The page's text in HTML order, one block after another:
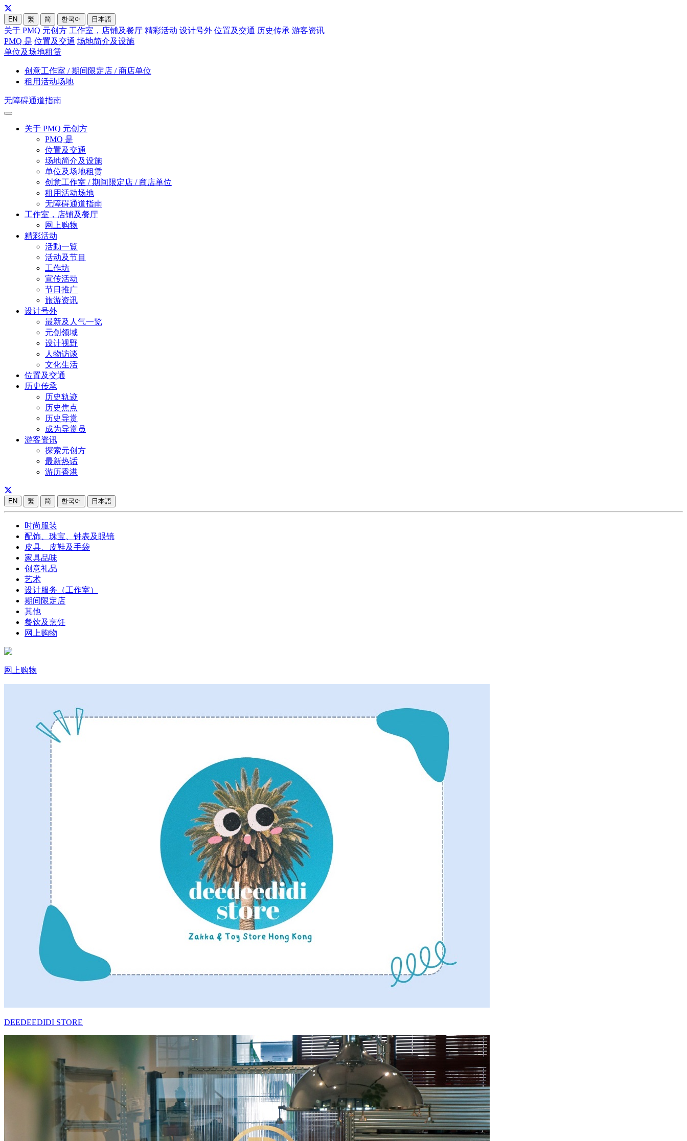
EN 繁 简 한국어 日本語
关于 PMQ 元创方 工作室，店铺及餐厅 精彩活动 设计号外 位置及交通 历史传承 游客资讯
PMQ 是 位置及交通 场地简介及设施
单位及场地租赁
创意工作室 / 期间限定店 / 商店单位
租用活动场地
无障碍通道指南
关于 PMQ 元创方
PMQ 是
位置及交通
场地简介及设施
单位及场地租赁
创意工作室 / 期间限定店 / 商店单位
租用活动场地
无障碍通道指南
工作室，店铺及餐厅
网上购物
精彩活动
活動一覧
活动及节目
工作坊
宣传活动
节日推广
旅游资讯
设计号外
最新及人气一览
元创领域
设计视野
人物访谈
文化生活
位置及交通
历史传承
历史轨迹
历史焦点
历史导赏
成为导赏员
游客资讯
探索元创方
最新热话
游历香港
EN 繁 简 한국어 日本語
时尚服装
配饰、珠宝、钟表及眼镜
皮具、皮鞋及手袋
家具品味
创意礼品
艺术
设计服务（工作室）
期间限定店
其他
餐饮及烹饪
网上购物
网上购物
DEEDEEDIDI STORE